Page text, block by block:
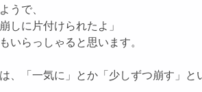
うで、
しに片付けられたよ」
いらっしゃると思います。
、「一気に」とか「少しずつ崩す」